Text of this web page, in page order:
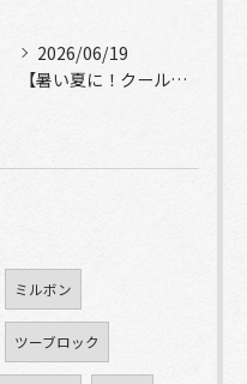
2026/06/19
【暑い夏に！クールシャンプーヘッドスパ】
ミルボン
ツーブロック